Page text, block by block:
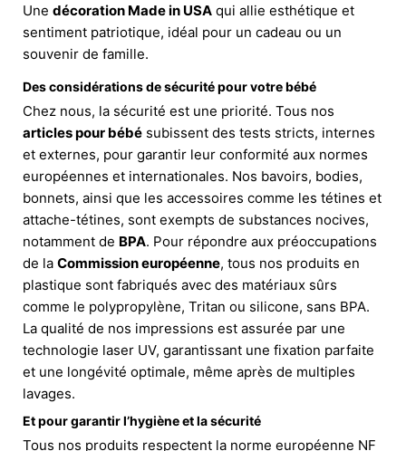
Une décoration Made in USA qui allie esthétique et
sentiment patriotique, idéal pour un cadeau ou un
souvenir de famille.
Des considérations de sécurité pour votre bébé
Chez nous, la sécurité est une priorité. Tous nos
articles pour bébé subissent des tests stricts, internes
et externes, pour garantir leur conformité aux normes
européennes et internationales. Nos bavoirs, bodies,
bonnets, ainsi que les accessoires comme les tétines et
attache-tétines, sont exempts de substances nocives,
notamment de BPA. Pour répondre aux préoccupations
de la Commission européenne, tous nos produits en
plastique sont fabriqués avec des matériaux sûrs
comme le polypropylène, Tritan ou silicone, sans BPA.
La qualité de nos impressions est assurée par une
technologie laser UV, garantissant une fixation parfaite
et une longévité optimale, même après de multiples
lavages.
Et pour garantir l’hygiène et la sécurité
Tous nos produits respectent la norme européenne NF